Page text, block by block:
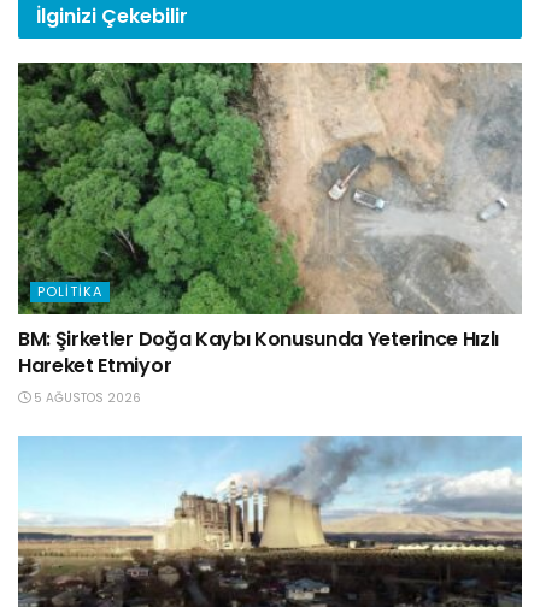
İlginizi Çekebilir
POLITIKA
BM: Şirketler Doğa Kaybı Konusunda Yeterince Hızlı
Hareket Etmiyor
5 AĞUSTOS 2026